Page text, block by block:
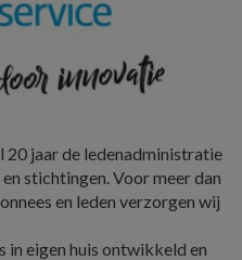
20 jaar de ledenadministratie
stichtingen. Voor meer dan
en leden verzorgen wij
eigen huis ontwikkeld en